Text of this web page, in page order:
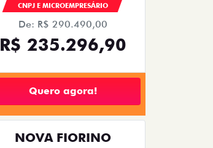
CNPJ E MICROEMPRESÁRIO
De: R$ 290.490,00
R$ 235.296,90
Quero agora!
NOVA FIORINO